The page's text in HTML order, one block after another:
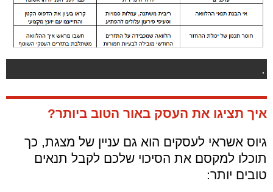
.
איך תציגו את העסק באור הטוב ביותר?
גיוס אשראי לעסקים הוא גם עניין של מצגת, כך
תוכלו למקסם את הסיכוי שלכם לקבל תנאים
טובים יותר: